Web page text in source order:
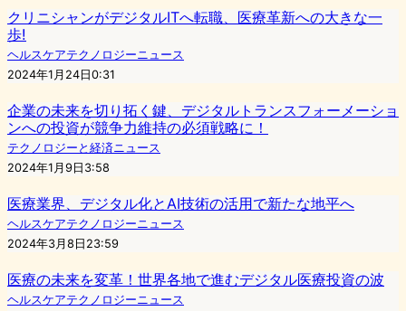
クリニシャンがデジタルITへ転職、医療革新への大きな一
歩!
ヘルスケアテクノロジーニュース
2024年1月24日0:31
企業の未来を切り拓く鍵、デジタルトランスフォーメーショ
ンへの投資が競争力維持の必須戦略に！
テクノロジーと経済ニュース
2024年1月9日3:58
医療業界、デジタル化とAI技術の活用で新たな地平へ
ヘルスケアテクノロジーニュース
2024年3月8日23:59
医療の未来を変革！世界各地で進むデジタル医療投資の波
ヘルスケアテクノロジーニュース